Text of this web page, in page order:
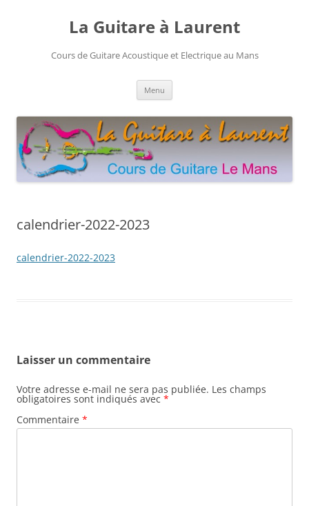
La Guitare à Laurent
Cours de Guitare Acoustique et Electrique au Mans
Menu
calendrier-2022-2023
calendrier-2022-2023
Laisser un commentaire
Votre adresse e-mail ne sera pas publiée. Les champs
obligatoires sont indiqués avec *
Commentaire *